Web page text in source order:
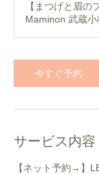
5
分
【まつげと眉の
Maminon 武蔵
今すぐ予約
サービス内容
【ネット予約→】